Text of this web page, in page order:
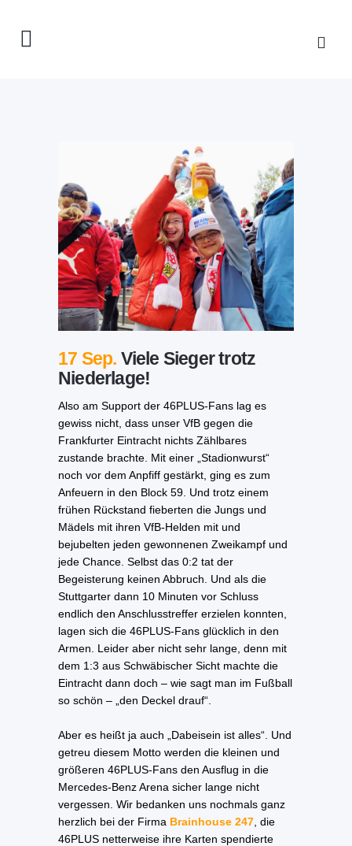
17 Sep. Viele Sieger trotz
Niederlage!
Also am Support der 46PLUS-Fans lag es
gewiss nicht, dass unser VfB gegen die
Frankfurter Eintracht nichts Zählbares
zustande brachte. Mit einer „Stadionwurst“
noch vor dem Anpfiff gestärkt, ging es zum
Anfeuern in den Block 59. Und trotz einem
frühen Rückstand fieberten die Jungs und
Mädels mit ihren VfB-Helden mit und
bejubelten jeden gewonnenen Zweikampf und
jede Chance. Selbst das 0:2 tat der
Begeisterung keinen Abbruch. Und als die
Stuttgarter dann 10 Minuten vor Schluss
endlich den Anschlusstreffer erzielen konnten,
lagen sich die 46PLUS-Fans glücklich in den
Armen. Leider aber nicht sehr lange, denn mit
dem 1:3 aus Schwäbischer Sicht machte die
Eintracht dann doch – wie sagt man im Fußball
so schön – „den Deckel drauf“.
Aber es heißt ja auch „Dabeisein ist alles“. Und
getreu diesem Motto werden die kleinen und
größeren 46PLUS-Fans den Ausflug in die
Mercedes-Benz Arena sicher lange nicht
vergessen. Wir bedanken uns nochmals ganz
herzlich bei der Firma Brainhouse 247 , die
46PLUS netterweise ihre Karten spendierte